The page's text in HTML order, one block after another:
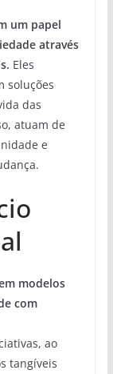
um papel
através
Eles
soluções
das
atuam de
e
modelos
com
ao
tangíveis